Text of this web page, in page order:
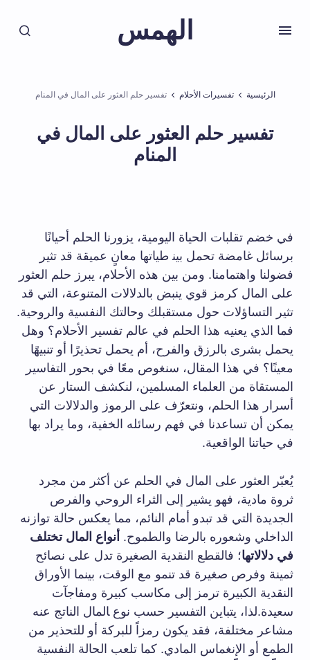
الهمس
الرئيسية تفسيرات الأحلام تفسير حلم العثور على المال في المنام
تفسير حلم العثور على المال في
المنام
في خضم تقلبات الحياة اليومية، يزورنا الحلم أحيانًا
⁢برسائل غامضة ​تحمل بين‍ طياتها معانٍ عميقة قد تثير
فضولنا واهتمامنا. ومن بين هذه الأحلام، يبرز حلم العثور
على المال كرمز قوي ينبض بالدلالات المتنوعة، ​التي قد
تثير التساؤلات حول مستقبلك وحالتك النفسية والروحية.
فما⁢ الذي يعنيه هذا الحلم في عالم تفسير الأحلام؟ وهل
يحمل بشرى⁣ بالرزق​ والفرح، أم يحمل تحذيرًا أو تنبيهًا
معينًا؟ في هذا المقال، سنغوص معًا في بحور التفاسير
المستقاة من العلماء المسلمين، لنكشف الستار عن
أسرار هذا الحلم،‌ ونتعرّف⁤ على الرموز والدلالات التي
يمكن أن تساعدنا ⁢في فهم رسائله الخفية، وما يراد بها
في حياتنا الواقعية.
يُعبّر العثور على المال في الحلم عن أكثر من مجرد⁢
ثروة ​مادية، فهو يشير إلى الثراء الروحي والفرص
الجديدة التي قد تبدو أمام النائم، مما ​يعكس⁤ حالة توازنه
الداخلي ⁢وشعوره بالرضا والطموح. أنواع المال تختلف
في دلالاتها؛ فالقطع النقدية ⁢الصغيرة تدل على نصائح
ثمينة وفرص صغيرة قد تنمو ​مع الوقت، بينما الأوراق
النقدية الكبيرة ترمز ⁣إلى مكاسب كبيرة ومفاجآت
سعيدة.لذا، يتباين التفسير حسب نوع ‍المال الناتج عنه
مشاعر مختلفة، فقد يكون رمزاً للبركة أو للتحذير من‌
الطمع أو الإنغماس المادي. كما تلعب الحالة النفسية